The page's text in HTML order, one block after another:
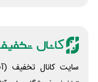
سایت کانال تخفیف